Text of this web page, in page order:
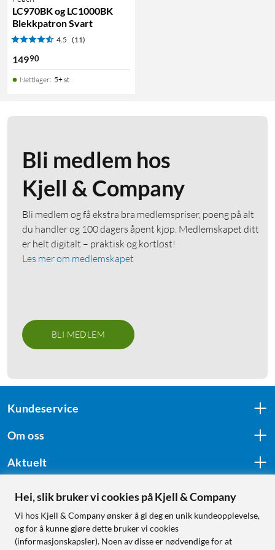
LC970BK og LC1000BK
Blekkpatron Svart
4.5 (11)
14990
Nettlager: 5+ st
Bli medlem hos
Kjell & Company
Bli medlem og få ekstra bra medlemspriser, poeng på alt
du handler og 100 dagers åpent kjøp. Medlemskapet ditt
er helt digitalt – praktisk og kortløst!
Les mer om medlemskapet
BLI MEDLEM
Kundeservice
Om oss
Aktuelt
Følg oss
Hei, slik bruker vi cookies på Kjell & Company
Vi hos Kjell & Company ønsker å gi deg en unik kundeopplevelse,
og for å kunne gjøre dette bruker vi cookies
(informasjonskapsler). Noen av disse er nødvendige for at